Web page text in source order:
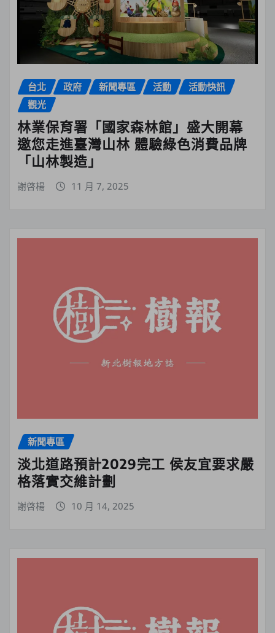
台北 政府 新聞專區 活動
活動快訊
觀光
林業保育署「國家森林館」盛大開幕
邀您走進臺灣山林 體驗綠色消費品牌
「山林製造」
謝啓楊 11 月 7, 2025
新聞專區
淡北道路預計2029完工 侯友宜要求嚴
格落實交維計劃
謝啓楊 10 月 14, 2025